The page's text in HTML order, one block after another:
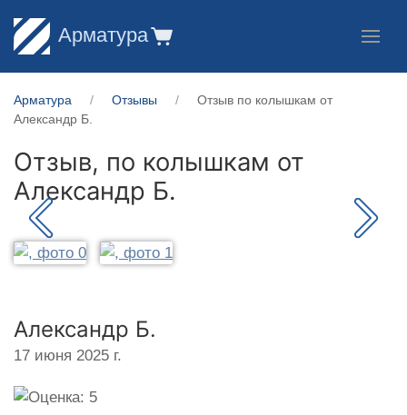
Арматура
Арматура Отзывы
Отзыв по колышкам от
Александр Б.
Отзыв, по колышкам от
Александр Б.
Александр Б.
17 июня 2025 г.